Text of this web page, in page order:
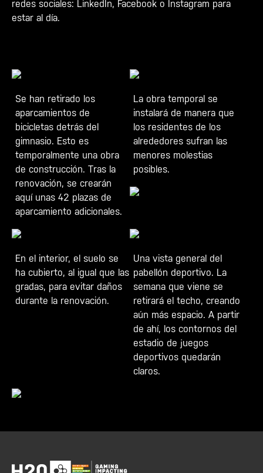
redes sociales: LinkedIn, Facebook o Instagram para
estar al día.
Se han retirado los
aparcamientos de
bicicletas detrás del
gimnasio. Esto es
temporalmente una obra
de construcción. Tras la
renovación, se crearán
aquí unas 42 plazas de
aparcamiento adicionales.
La obra temporal se
instalará de manera que
los residentes de los
alrededores sufran las
menores molestias
posibles.
En el interior, el suelo se
ha cubierto, al igual que las
gradas, para evitar daños
durante la renovación.
Una vista general del
pabellón deportivo. La
semana que viene se
retirará el techo, creando
aún más espacio. A partir
de ahí, los contornos del
estadio de juegos
deportivos quedarán
claros.